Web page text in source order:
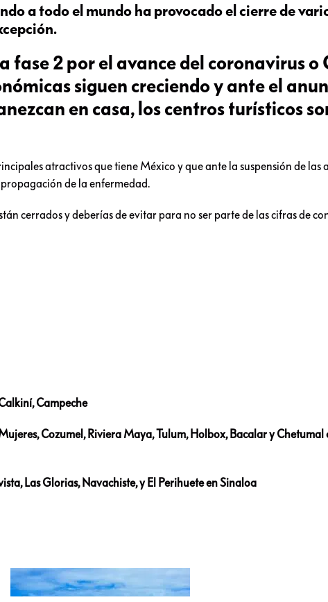
a todo el mundo ha provocado el cierre de
fase 2 por el avance del coronavirus o
siguen creciendo y ante el
en casa, los centros turísticos
atractivos que tiene México y que ante la suspensión de las
de la enfermedad.
cerrados y deberías de evitar para no ser parte de las cifras de
Campeche
Cozumel, Riviera Maya, Tulum, Holbox, Bacalar y
Las Glorias, Navachiste, y El Perihuete en Sinaloa